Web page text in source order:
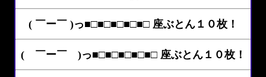
( ￣ー￣ )っ■□■□■□■□■□ 座ぶとん１０枚！
( ￣ー￣ )っ■□■□■□■□■□ 座ぶとん１０枚！